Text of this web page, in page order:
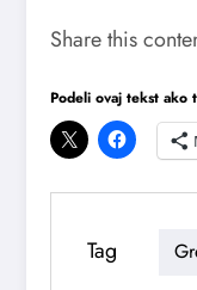
Share this
Podeli ovaj tekst ako
Tag